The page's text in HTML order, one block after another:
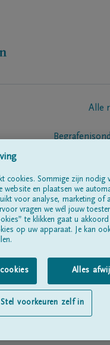
Alle
© DELA
Gebruiksvoorwaarden
Privacyverklaring
cookies. Sommige zijn nodig
website en plaatsen we
voor analyse, marketing of
vragen we wél jouw
te klikken gaat u
op uw apparaat. Je kan
Alles
Stel voorkeuren zelf in